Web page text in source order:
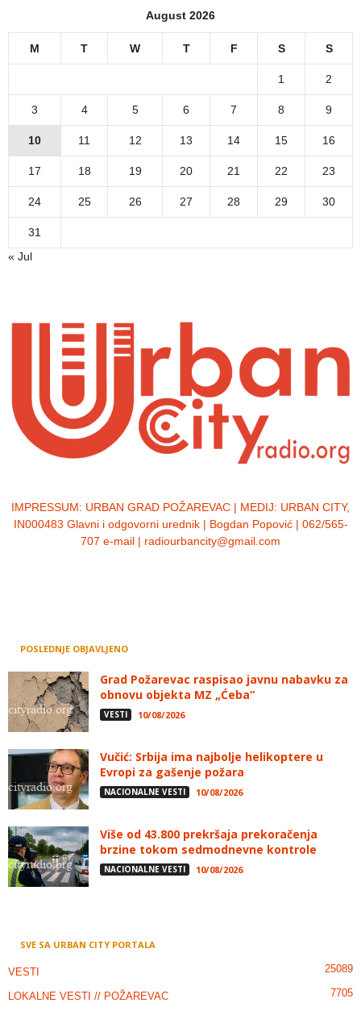
August 2026
M T W T F S S
1 2
3 4 5 6 7 8 9
10 11 12 13 14 15 16
17 18 19 20 21 22 23
24 25 26 27 28 29 30
31
« Jul
IMPRESSUM: URBAN GRAD POŽAREVAC | MEDIJ: URBAN CITY,
IN000483 Glavni i odgovorni urednik | Bogdan Popović | 062/565-
707 e-mail | radiourbancity@gmail.com
POSLEDNJE OBJAVLJENO
Grad Požarevac raspisao javnu nabavku za
obnovu objekta MZ „Ćeba“
VESTI 10/08/2026
Vučić: Srbija ima najbolje helikoptere u
Evropi za gašenje požara
NACIONALNE VESTI 10/08/2026
Više od 43.800 prekršaja prekoračenja
brzine tokom sedmodnevne kontrole
NACIONALNE VESTI 10/08/2026
SVE SA URBAN CITY PORTALA
VESTI 25089
LOKALNE VESTI // POŽAREVAC 7705